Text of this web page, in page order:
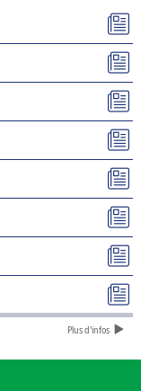
Plus d'infos